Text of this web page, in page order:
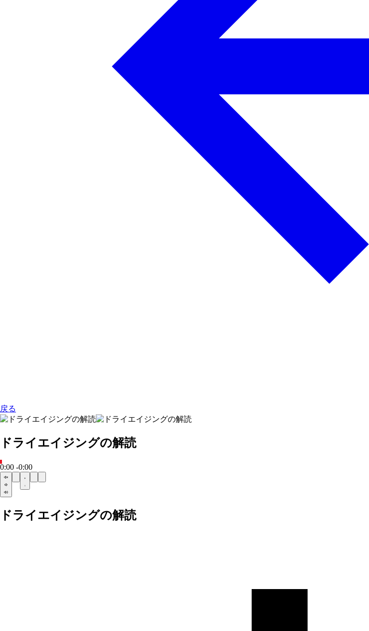
戻る
ドライエイジングの解読
0:00 -0:00
ドライエイジングの解読